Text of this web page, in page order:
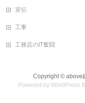
宣伝
工事
工務店のIT奮闘
Copyright © above
Powered byWordPress &